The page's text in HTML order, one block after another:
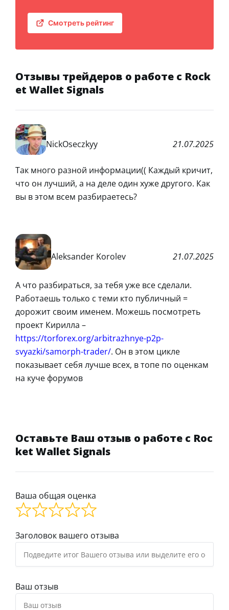
Смотреть рейтинг
Отзывы трейдеров о работе с Rock
et Wallet Signals
NickOseczkyy 21.07.2025
Так много разной информации(( Каждый кричит,
что он лучший, а на деле один хуже другого. Как
вы в этом всем разбираетесь?
Aleksander Korolev 21.07.2025
А что разбираться, за тебя уже все сделали.
Работаешь только с теми кто публичный =
дорожит своим именем. Можешь посмотреть
проект Кирилла –
https://torforex.org/arbitrazhnye-p2p-
svyazki/samorph-trader/. Он в этом цикле
показывает себя лучше всех, в топе по оценкам
на куче форумов
Оставьте Ваш отзыв о работе с Roc
ket Wallet Signals
Ваша общая оценка
Заголовок вашего отзыва
Ваш отзыв